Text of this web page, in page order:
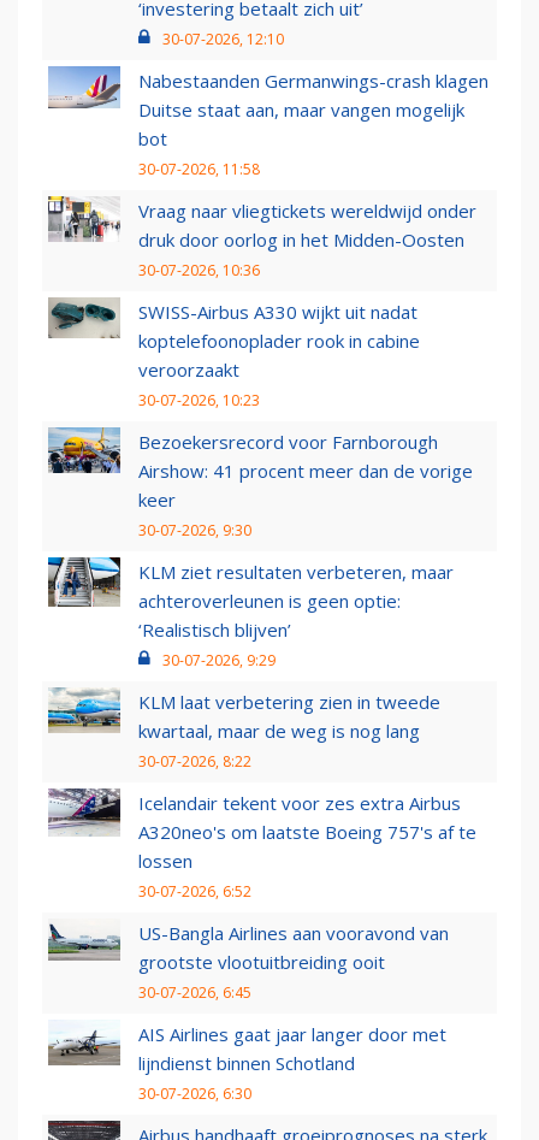
‘investering betaalt zich uit’
30-07-2026, 12:10
Nabestaanden Germanwings-crash klagen
Duitse staat aan, maar vangen mogelijk
bot
30-07-2026, 11:58
Vraag naar vliegtickets wereldwijd onder
druk door oorlog in het Midden-Oosten
30-07-2026, 10:36
SWISS-Airbus A330 wijkt uit nadat
koptelefoonoplader rook in cabine
veroorzaakt
30-07-2026, 10:23
Bezoekersrecord voor Farnborough
Airshow: 41 procent meer dan de vorige
keer
30-07-2026, 9:30
KLM ziet resultaten verbeteren, maar
achteroverleunen is geen optie:
‘Realistisch blijven’
30-07-2026, 9:29
KLM laat verbetering zien in tweede
kwartaal, maar de weg is nog lang
30-07-2026, 8:22
Icelandair tekent voor zes extra Airbus
A320neo's om laatste Boeing 757's af te
lossen
30-07-2026, 6:52
US-Bangla Airlines aan vooravond van
grootste vlootuitbreiding ooit
30-07-2026, 6:45
AIS Airlines gaat jaar langer door met
lijndienst binnen Schotland
30-07-2026, 6:30